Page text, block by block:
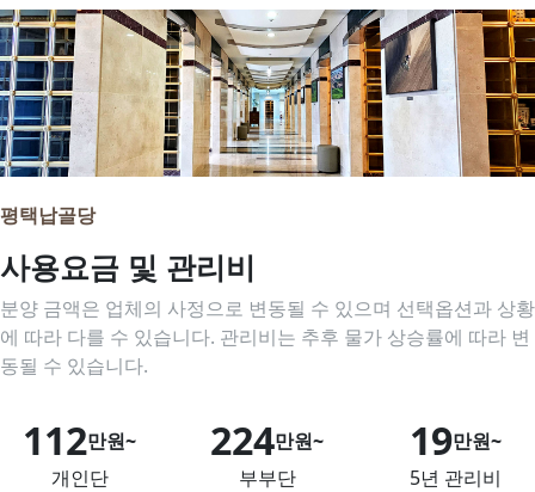
평택납골당
사용요금 및 관리비
분양 금액은 업체의 사정으로 변동될 수 있으며 선택옵션과 상황
에 따라 다를 수 있습니다. 관리비는 추후 물가 상승률에 따라 변
동될 수 있습니다.
132만원~
개인단
265만원~
부부단
23만원~
5년 관리비